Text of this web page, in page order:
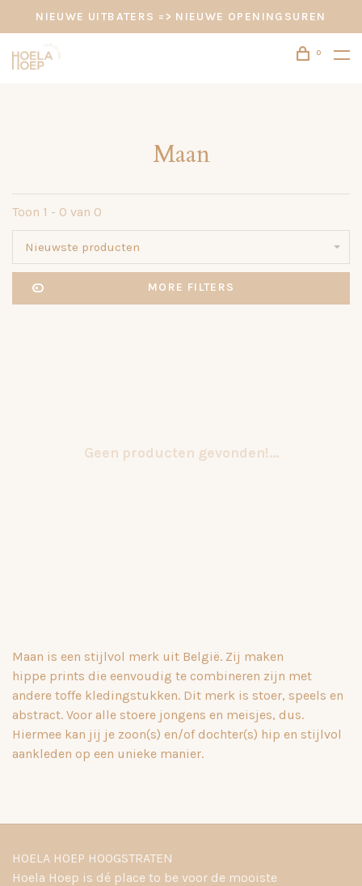
NIEUWE UITBATERS => NIEUWE OPENINGSUREN
0
Maan
Toon 1 - 0 van 0
Nieuwste producten
MORE FILTERS
Geen producten gevonden!...
Maan is een stijlvol merk uit België. Zij maken
hippe prints die eenvoudig te combineren zijn met
andere toffe kledingstukken. Dit merk is stoer, speels en
abstract. Voor alle stoere jongens en meisjes, dus.
Hiermee kan jij je zoon(s) en/of dochter(s) hip en stijlvol
aankleden op een unieke manier.
HOELA HOEP HOOGSTRATEN
Hoela Hoep is dé place to be voor de mooiste